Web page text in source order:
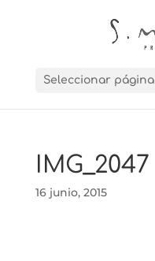
Seleccionar página
IMG_2047
16 junio, 2015